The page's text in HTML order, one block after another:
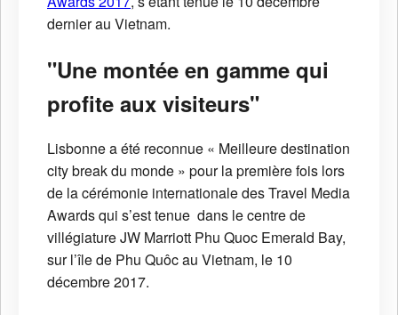
dernier au Vietnam.
"Une montée en gamme qui
profite aux visiteurs"
Lisbonne a été reconnue « Meilleure destination
city break du monde » pour la première fois lors
de la cérémonie internationale des Travel Media
Awards qui s’est tenue dans le centre de
villégiature JW Marriott Phu Quoc Emerald Bay,
sur l’île de Phu Quôc au Vietnam, le 10
décembre 2017.